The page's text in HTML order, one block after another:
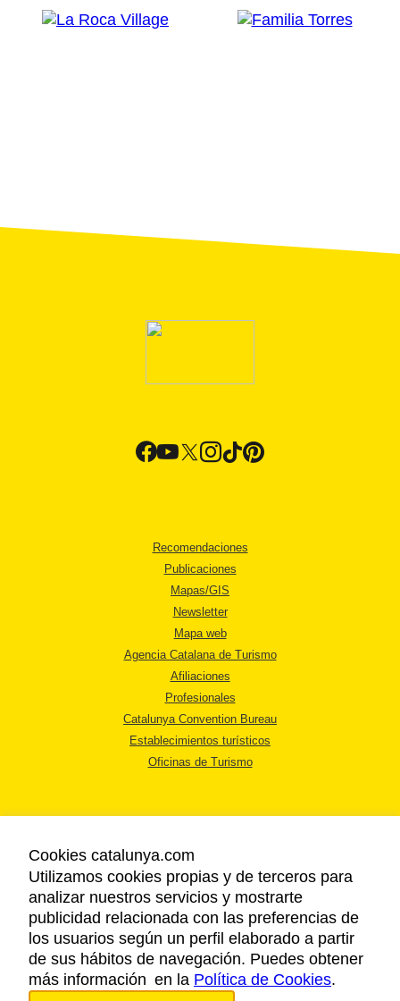
Recomendaciones
Publicaciones
Mapas/GIS
Newsletter
Mapa web
Agencia Catalana de Turismo
Afiliaciones
Profesionales
Catalunya Convention Bureau
Establecimientos turísticos
Oficinas de Turismo
AVISO LEGAL
POLÍTICA DE PRIVACIDAD
COOKIES
ACCESSIBILIDAD
Cookies catalunya.com
Utilizamos cookies propias y de terceros para
analizar nuestros servicios y mostrarte
publicidad relacionada con las preferencias de
los usuarios según un perfil elaborado a partir
de sus hábitos de navegación. Puedes obtener
más información en la Política de Cookies.